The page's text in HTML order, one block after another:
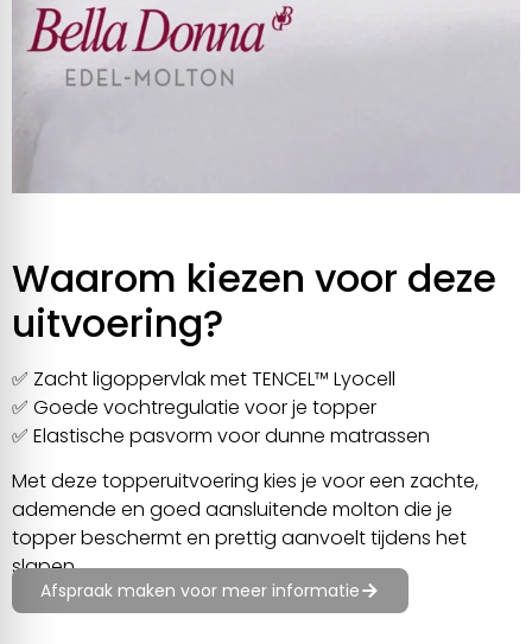
Waarom kiezen voor deze
uitvoering?
✅ Zacht ligoppervlak met TENCEL™ Lyocell
✅ Goede vochtregulatie voor je topper
✅ Elastische pasvorm voor dunne matrassen
Met deze topperuitvoering kies je voor een zachte,
ademende en goed aansluitende molton die je
topper beschermt en prettig aanvoelt tijdens het
slapen.
Afspraak maken voor meer informatie